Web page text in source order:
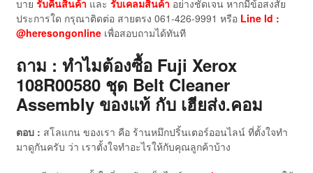
บาย รับคืนสินค้า และ รับเคลมสินค้า อย่างชัดเจน หากมีข้อสงสัย
ประการใด กรุณาติดต่อ สายตรง 061-426-9991 หรือ Line Id :
@heresongonlineเพื่อสอบถามได้ทันที
ถาม : ทำไมต้องซื้อ Fuji Xerox
108R00580 ชุด Belt Cleaner
Assembly ของแท้ กับ เฮียส่ง.คอม
ตอบ : สโลแกน ของเรา คือ ร้านหมึกปริ้นเตอร์ออนไลน์ ที่ตั้งใจทำ
มาดูกันครับ ว่า เราตั้งใจทำอะไรให้กับคุณลูกค้าบ้าง